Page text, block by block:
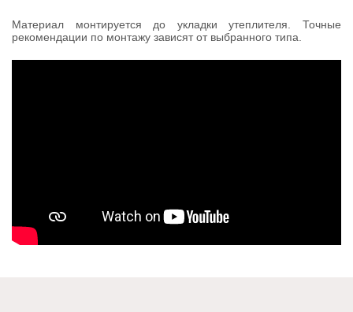
Материал монтируется до укладки утеплителя. Точные
рекомендации по монтажу зависят от выбранного типа.